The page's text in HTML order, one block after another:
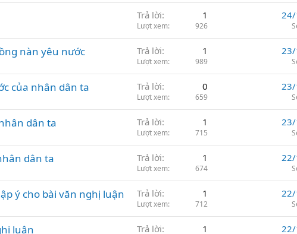
Trả lời 1
Lượt xem 926
nàn yêu nước Trả lời 1
Lượt xem 989
của nhân dân ta Trả lời 0
Lượt xem 659
dân ta Trả lời 1
Lượt xem 715
dân ta Trả lời 1
Lượt xem 674
ý cho bài văn nghị luận Trả lời 1
Lượt xem 712
luận Trả lời 1